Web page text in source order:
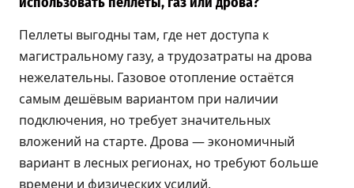
использовать пеллеты, газ или дрова?
Пеллеты выгодны там, где нет доступа к
магистральному газу, а трудозатраты на дрова
нежелательны. Газовое отопление остаётся
самым дешёвым вариантом при наличии
подключения, но требует значительных
вложений на старте. Дрова — экономичный
вариант в лесных регионах, но требуют больше
времени и физических усилий.